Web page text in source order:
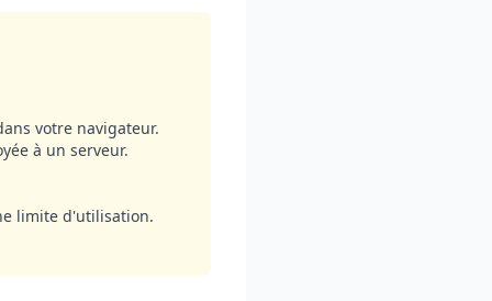
votre navigateur.
à un serveur.
limite d'utilisation.